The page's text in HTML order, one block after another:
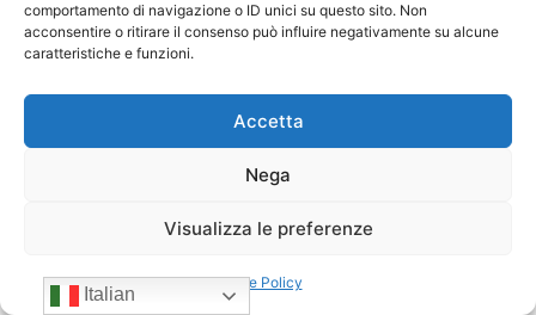
comportamento di navigazione o ID unici su questo sito. Non
acconsentire o ritirare il consenso può influire negativamente su alcune
caratteristiche e funzioni.
Accetta
Nega
Visualizza le preferenze
Cookie Policy
27/07/2026
Italian